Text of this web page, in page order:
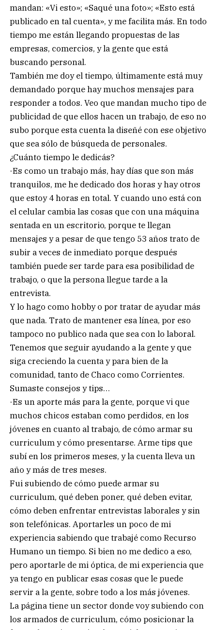
mandan: «Vi esto»; «Saqué una foto»; «Esto está
publicado en tal cuenta», y me facilita más. En todo
tiempo me están llegando propuestas de las
empresas, comercios, y la gente que está
buscando personal.
También me doy el tiempo, últimamente está muy
demandado porque hay muchos mensajes para
responder a todos. Veo que mandan mucho tipo de
publicidad de que ellos hacen un trabajo, de eso no
subo porque esta cuenta la diseñé con ese objetivo
que sea sólo de búsqueda de personales.
¿Cuánto tiempo le dedicás?
-Es como un trabajo más, hay días que son más
tranquilos, me he dedicado dos horas y hay otros
que estoy 4 horas en total. Y cuando uno está con
el celular cambia las cosas que con una máquina
sentada en un escritorio, porque te llegan
mensajes y a pesar de que tengo 53 años trato de
subir a veces de inmediato porque después
también puede ser tarde para esa posibilidad de
trabajo, o que la persona llegue tarde a la
entrevista.
Y lo hago como hobby o por tratar de ayudar más
que nada. Trato de mantener esa línea, por eso
tampoco no publico nada que sea con lo laboral.
Tenemos que seguir ayudando a la gente y que
siga creciendo la cuenta y para bien de la
comunidad, tanto de Chaco como Corrientes.
Sumaste consejos y tips…
-Es un aporte más para la gente, porque vi que
muchos chicos estaban como perdidos, en los
jóvenes en cuanto al trabajo, de cómo armar su
curriculum y cómo presentarse. Arme tips que
subí en los primeros meses, y la cuenta lleva un
año y más de tres meses.
Fui subiendo de cómo puede armar su
curriculum, qué deben poner, qué deben evitar,
cómo deben enfrentar entrevistas laborales y sin
son telefónicas. Aportarles un poco de mi
experiencia sabiendo que trabajé como Recurso
Humano un tiempo. Si bien no me dedico a eso,
pero aportarle de mi óptica, de mi experiencia que
ya tengo en publicar esas cosas que le puede
servir a la gente, sobre todo a los más jóvenes.
La página tiene un sector donde voy subiendo con
los armados de curriculum, cómo posicionar la